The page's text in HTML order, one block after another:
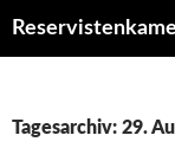
Tagesarchiv: 29.